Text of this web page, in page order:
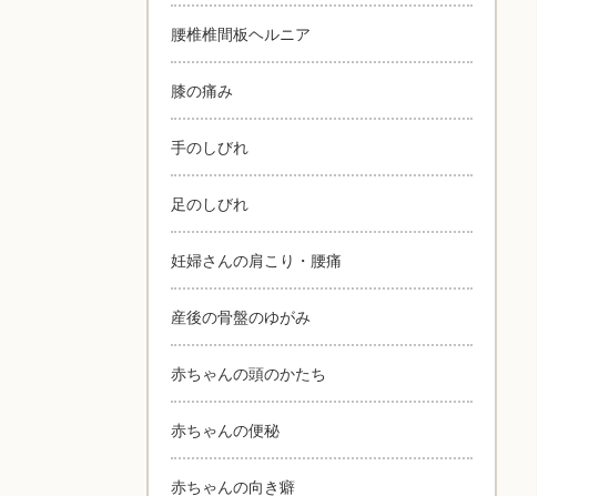
腰椎椎間板ヘルニア
膝の痛み
手のしびれ
足のしびれ
妊婦さんの肩こり・腰痛
産後の骨盤のゆがみ
赤ちゃんの頭のかたち
赤ちゃんの便秘
赤ちゃんの向き癖